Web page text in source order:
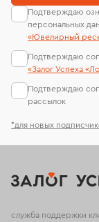
*для новых
Подтверждаю
персональных
«Ювелирный
Подтверждаю
«Залог Успеха
Подтверждаю
рассылок
служба поддержки